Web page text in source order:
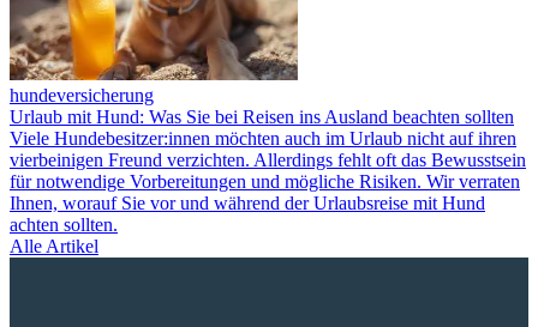
hundeversicherung
Urlaub mit Hund: Was Sie bei Reisen ins Ausland beachten sollten
Viele Hundebesitzer:innen möchten auch im Urlaub nicht auf ihren
vierbeinigen Freund verzichten. Allerdings fehlt oft das Bewusstsein
für notwendige Vorbereitungen und mögliche Risiken. Wir verraten
Ihnen, worauf Sie vor und während der Urlaubsreise mit Hund
achten sollten.
Alle Artikel